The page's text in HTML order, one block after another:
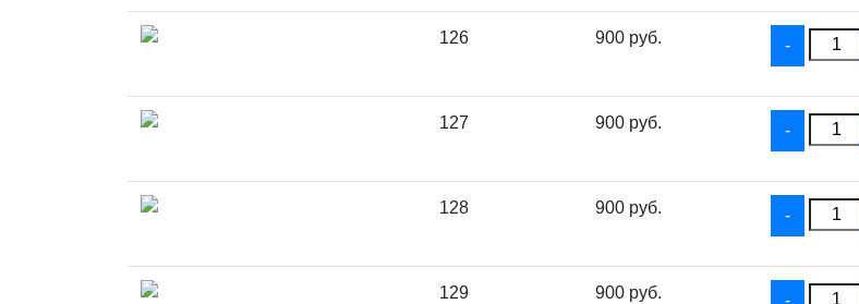
126 900 руб.
127 900 руб.
128 900 руб.
129 900 руб.